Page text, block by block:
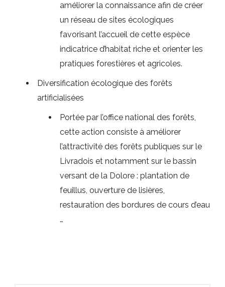
améliorer la connaissance afin de créer
un réseau de sites écologiques
favorisant l’accueil de cette espèce
indicatrice d’habitat riche et orienter les
pratiques forestières et agricoles.
Diversification écologique des forêts
artificialisées
Portée par l’office national des forêts,
cette action consiste à améliorer
l’attractivité des forêts publiques sur le
Livradois et notamment sur le bassin
versant de la Dolore : plantation de
feuillus, ouverture de lisières,
restauration des bordures de cours d’eau
…